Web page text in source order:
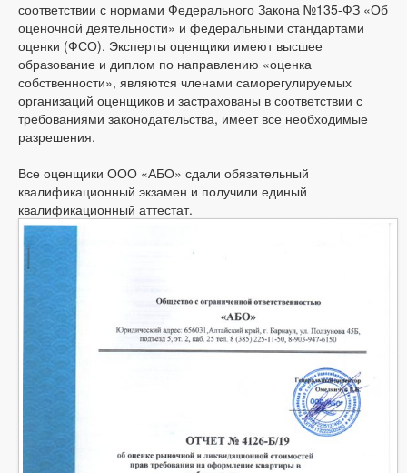
соответствии с нормами Федерального Закона №135-ФЗ «Об
оценочной деятельности» и федеральными стандартами
оценки (ФСО). Эксперты оценщики имеют высшее
образование и диплом по направлению «оценка
собственности», являются членами саморегулируемых
организаций оценщиков и застрахованы в соответствии с
требованиями законодательства, имеет все необходимые
разрешения.
Все оценщики ООО «АБО» сдали обязательный
квалификационный экзамен и получили единый
квалификационный аттестат.